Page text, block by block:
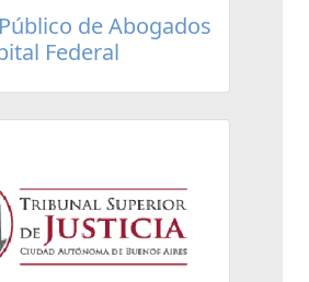
de Abogados
Federal